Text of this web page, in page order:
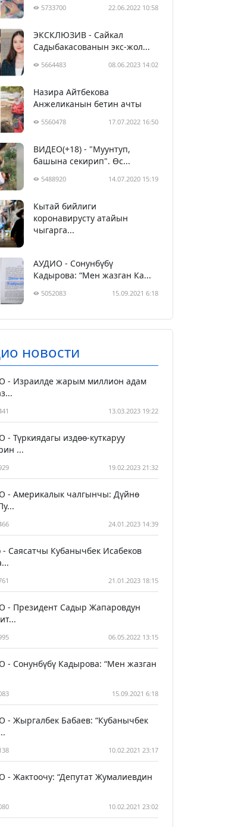
5733700 22.06.2022 10:58
ЭКСКЛЮЗИВ - Сайкал
Садыбакасованын экс-жол...
5664483 08.06.2023 14:02
Назира Айтбекова
Анжеликанын бетин ачты
5560478 17.07.2022 16:50
ВИДЕО(+18) - "Муунтуп,
башына секирип". Өс...
5488920 14.07.2020 15:19
Кытай бийлиги
коронавирусту атайын
чыгарга...
АУДИО - Сонунбүбү
Кадырова: “Мен жазган Ка...
5052083 15.09.2021 6:18
новости
- Израилде жарым миллион адам
13.03.2023 19:22
- Түркиядагы издөө-куткаруу
...
19.02.2023 21:32
- Америкалык чалгынчы: Дүйнө
24.01.2023 14:39
- Саясатчы Кубанычбек Исабеков
21.01.2023 18:15
- Президент Садыр Жапаровдун
06.05.2022 13:15
- Сонунбүбү Кадырова: “Мен жазган
15.09.2021 6:18
- Жыргалбек Бабаев: “Кубанычбек
10.02.2021 23:17
- Жактоочу: “Депутат Жумалиевдин
10.02.2021 23:02